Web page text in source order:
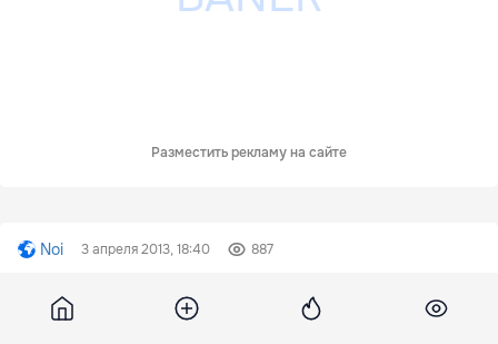
Разместить рекламу на сайте
Noi 3 апреля 2013, 18:40 887
Uniunea Vamală ameninţă că va
impune taxe pentru zahărul din